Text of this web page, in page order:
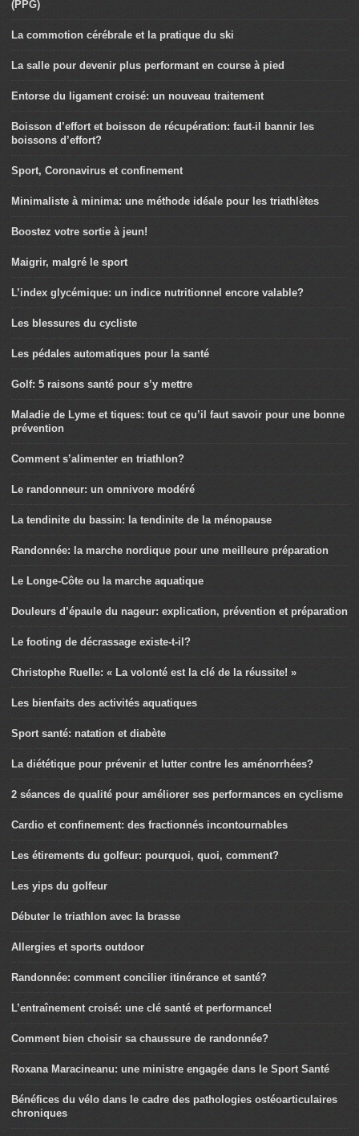
(PPG)
La commotion cérébrale et la pratique du ski
La salle pour devenir plus performant en course à pied
Entorse du ligament croisé: un nouveau traitement
Boisson d’effort et boisson de récupération: faut-il bannir les
boissons d’effort?
Sport, Coronavirus et confinement
Minimaliste à minima: une méthode idéale pour les triathlètes
Boostez votre sortie à jeun!
Maigrir, malgré le sport
L’index glycémique: un indice nutritionnel encore valable?
Les blessures du cycliste
Les pédales automatiques pour la santé
Golf: 5 raisons santé pour s’y mettre
Maladie de Lyme et tiques: tout ce qu’il faut savoir pour une bonne
prévention
Comment s’alimenter en triathlon?
Le randonneur: un omnivore modéré
La tendinite du bassin: la tendinite de la ménopause
Randonnée: la marche nordique pour une meilleure préparation
Le Longe-Côte ou la marche aquatique
Douleurs d’épaule du nageur: explication, prévention et préparation
Le footing de décrassage existe-t-il?
Christophe Ruelle: « La volonté est la clé de la réussite! »
Les bienfaits des activités aquatiques
Sport santé: natation et diabète
La diététique pour prévenir et lutter contre les aménorrhées?
2 séances de qualité pour améliorer ses performances en cyclisme
Cardio et confinement: des fractionnés incontournables
Les étirements du golfeur: pourquoi, quoi, comment?
Les yips du golfeur
Débuter le triathlon avec la brasse
Allergies et sports outdoor
Randonnée: comment concilier itinérance et santé?
L’entraînement croisé: une clé santé et performance!
Comment bien choisir sa chaussure de randonnée?
Roxana Maracineanu: une ministre engagée dans le Sport Santé
Bénéfices du vélo dans le cadre des pathologies ostéoarticulaires
chroniques